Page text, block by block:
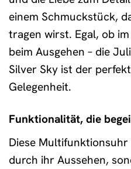
einem Schmuckstück,
tragen wirst. Egal, ob
beim Ausgehen – die
Silver Sky ist der
Gelegenheit.
Funktionalität, die
Diese
durch ihr Aussehen,